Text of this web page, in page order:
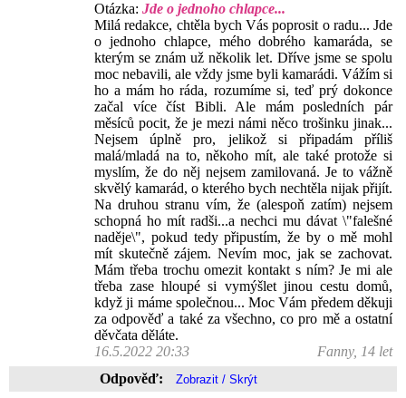
Otázka: Jde o jednoho chlapce...
Milá redakce, chtěla bych Vás poprosit o radu... Jde
o jednoho chlapce, mého dobrého kamaráda, se
kterým se znám už několik let. Dříve jsme se spolu
moc nebavili, ale vždy jsme byli kamarádi. Vážím si
ho a mám ho ráda, rozumíme si, teď prý dokonce
začal více číst Bibli. Ale mám posledních pár
měsíců pocit, že je mezi námi něco trošinku jinak...
Nejsem úplně pro, jelikož si připadám příliš
malá/mladá na to, někoho mít, ale také protože si
myslím, že do něj nejsem zamilovaná. Je to vážně
skvělý kamarád, o kterého bych nechtěla nijak přijít.
Na druhou stranu vím, že (alespoň zatím) nejsem
schopná ho mít radši...a nechci mu dávat \"falešné
naděje\", pokud tedy připustím, že by o mě mohl
mít skutečně zájem. Nevím moc, jak se zachovat.
Mám třeba trochu omezit kontakt s ním? Je mi ale
třeba zase hloupé si vymýšlet jinou cestu domů,
když ji máme společnou... Moc Vám předem děkuji
za odpověď a také za všechno, co pro mě a ostatní
děvčata děláte.
16.5.2022 20:33
Fanny, 14 let
Odpověď: